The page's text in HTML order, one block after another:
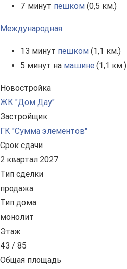
7 минут пешком (0,5 км.)
Международная
13 минут пешком (1,1 км.)
5 минут на машине (1,1 км.)
Новостройка
ЖК "Дом Дау"
Застройщик
ГК "Сумма элементов"
Срок сдачи
2 квартал 2027
Тип сделки
продажа
Тип дома
монолит
Этаж
43 / 85
Общая площадь